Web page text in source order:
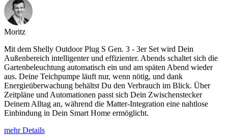
Moritz
Mit dem Shelly Outdoor Plug S Gen. 3 - 3er Set wird Dein
Außenbereich intelligenter und effizienter. Abends schaltet sich die
Gartenbeleuchtung automatisch ein und am späten Abend wieder
aus. Deine Teichpumpe läuft nur, wenn nötig, und dank
Energieüberwachung behältst Du den Verbrauch im Blick. Über
Zeitpläne und Automationen passt sich Dein Zwischenstecker
Deinem Alltag an, während die Matter-Integration eine nahtlose
Einbindung in Dein Smart Home ermöglicht.
mehr Details